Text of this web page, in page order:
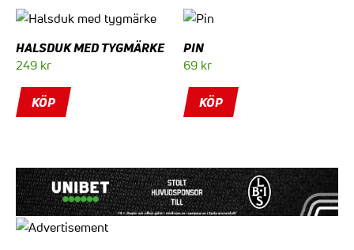
HALSDUK MED TYGMÄRKE
249 kr
KÖP
PIN
69 kr
KÖP